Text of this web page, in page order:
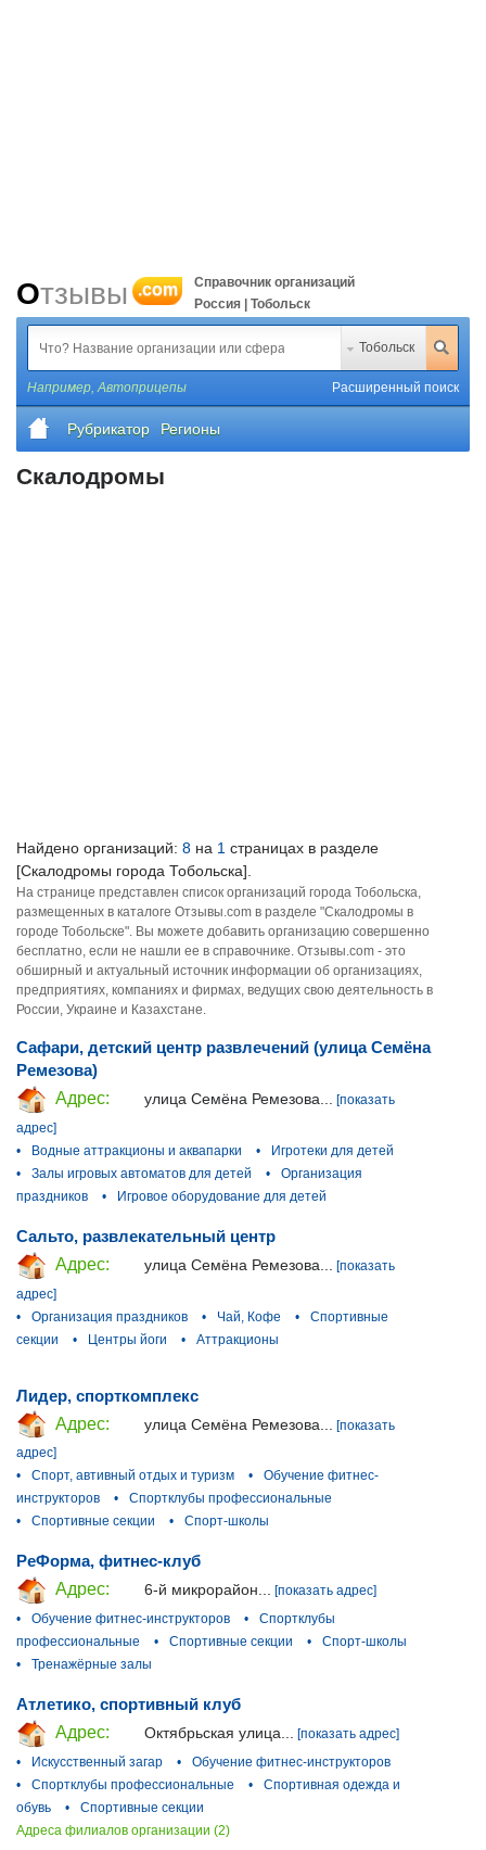
Отзывы .com
Справочник организаций
Россия | Тобольск
Тобольск
Например,Автоприцепы Расширенный поиск
Рубрикатор Регионы
Скалодромы
Найдено организаций: 8 на 1 страницах в разделе
[Скалодромы города Тобольска].
На странице представлен список организаций города Тобольска,
размещенных в каталоге Отзывы.com в разделе "Скалодромы в
городе Тобольске". Вы можете добавить организацию совершенно
бесплатно, если не нашли ее в справочнике. Отзывы.com - это
обширный и актуальный источник информации об организациях,
предприятиях, компаниях и фирмах, ведущих свою деятельность в
России, Украине и Казахстане.
Сафари, детский центр развлечений (улица Семёна
Ремезова)
Адрес:
улица Семёна Ремезова...
[показать
адрес]
•
Водные аттракционы и аквапарки •
Игротеки для детей
•
Залы игровых автоматов для детей •
Организация
праздников
• Игровое оборудование для детей
Сальто, развлекательный центр
Адрес:
улица Семёна Ремезова...
[показать
адрес]
•
Организация праздников • Чай, Кофе •
Спортивные
секции
• Центры йоги • Аттракционы
Лидер, спорткомплекс
Адрес:
улица Семёна Ремезова...
[показать
адрес]
•
Спорт, автивный отдых и туризм •
Обучение фитнес-
инструкторов
•
Спортклубы профессиональные
•
Спортивные секции • Спорт-школы
РеФорма, фитнес-клуб
Адрес:
6-й микрорайон... [показать адрес]
•
Обучение фитнес-инструкторов •
Спортклубы
профессиональные
• Спортивные секции •
Спорт-школы
•
Тренажёрные залы
Атлетико, спортивный клуб
Адрес:
Октябрьская улица...
[показать адрес]
•
Искусственный загар •
Обучение фитнес-инструкторов
•
Спортклубы профессиональные •
Спортивная одежда и
обувь
•
Спортивные секции
Адреса филиалов организации (2)